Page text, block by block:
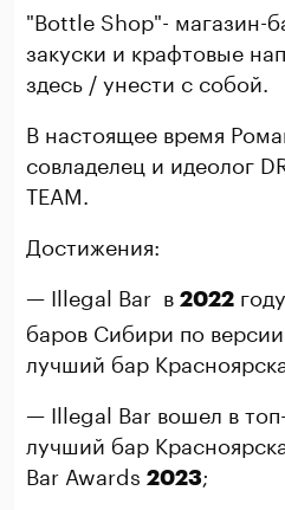
"Bottle Shop"- магазин-
закуски и крафтовые
здесь / унести с собой.
В настоящее время
совладелец и идеолог
TEAM.
Достижения:
— Illegal Bar в 2022
баров Сибири по версии
лучший бар
— Illegal Bar вошел в
лучший бар
Bar Awards 2023;